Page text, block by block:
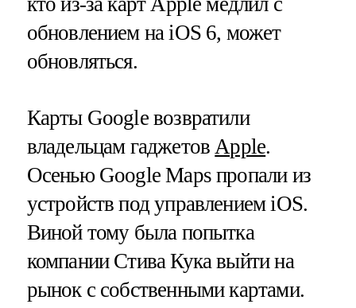
обновлением на iOS 6, может
обновляться.
Карты Google возвратили
владельцам гаджетовApple.
Осенью Google Maps пропали из
устройств под управлением iOS.
Виной тому была попытка
компании Стива Кука выйти на
рынок с собственными картами.